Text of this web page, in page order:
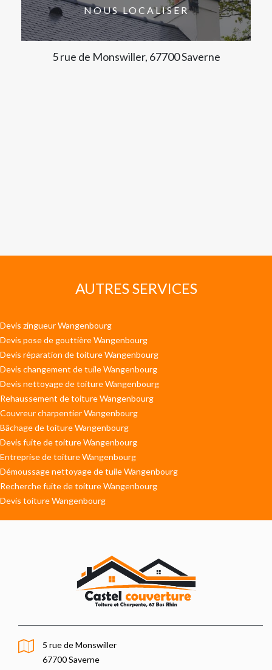
NOUS LOCALISER
5 rue de Monswiller, 67700 Saverne
AUTRES SERVICES
Devis zingueur Wangenbourg
Devis pose de gouttière Wangenbourg
Devis réparation de toiture Wangenbourg
Devis changement de tuile Wangenbourg
Devis nettoyage de toiture Wangenbourg
Rehaussement de toiture Wangenbourg
Couvreur charpentier Wangenbourg
Bâchage de toiture Wangenbourg
Devis fuite de toiture Wangenbourg
Entreprise de toiture Wangenbourg
Démoussage nettoyage de tuile Wangenbourg
Recherche fuite de toiture Wangenbourg
Devis toiture Wangenbourg
5 rue de Monswiller
67700 Saverne